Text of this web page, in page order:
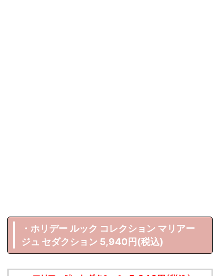
・ホリデー ルック コレクション マリアー
ジュ セダクション 5,940円(税込)